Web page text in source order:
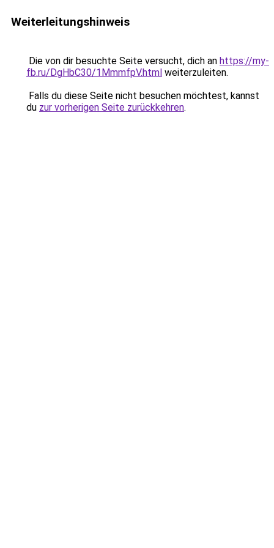
Weiterleitungshinweis
Die von dir besuchte Seite versucht, dich an https://my-
fb.ru/DgHbC30/1MmmfpV.html weiterzuleiten.
Falls du diese Seite nicht besuchen möchtest, kannst
du zur vorherigen Seite zurückkehren.